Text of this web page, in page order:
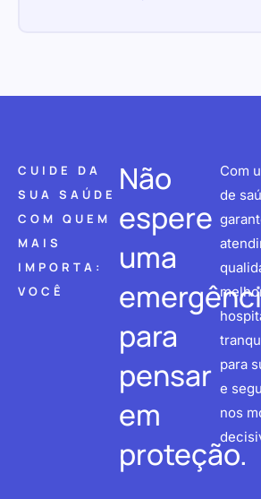
CUIDE DA
SUA SAÚDE
COM QUEM
MAIS
IMPORTA:
VOCÊ
Não
espere
uma
para
pensar
em
proteção.
Com
de
para
e
nos